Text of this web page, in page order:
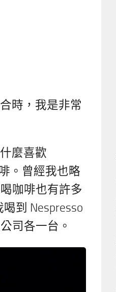
時，我是非常
麼喜歡
。曾經我也略
咖啡也有許多
到 Nespresso
司各一台。